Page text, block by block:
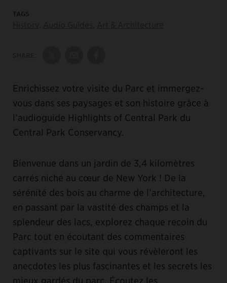
TAGS
Enrichissez votre visite du Parc et immergez-
vous dans ses paysages et son histoire grâce à
l’audioguide Highlights of Central Park du
Central Park Conservancy.
Bienvenue dans un jardin de 3,4 kilomètres
carrés niché au cœur de New York ! De la
sérénité des bois au charme de l’architecture,
en passant par la vastité des champs et la
splendeur des lacs, explorez chaque recoin du
Parc tout en écoutant des commentaires
captivants sur le site qui vous révèleront les
anecdotes les plus fascinantes et les secrets les
mieux gardés du parc. Écoutez les